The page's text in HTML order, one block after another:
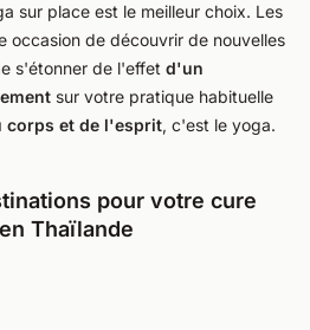
sur place est le meilleur choix. Les
occasion de découvrir de nouvelles
s'étonner de l'effet d'un
sur votre pratique habituelle
corps et de l'esprit, c'est le yoga.
pour votre cure
Thaïlande